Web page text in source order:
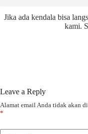
Jika ada kendala bisa
kami.
Leave a Reply
Alamat email Anda tidak akan
*